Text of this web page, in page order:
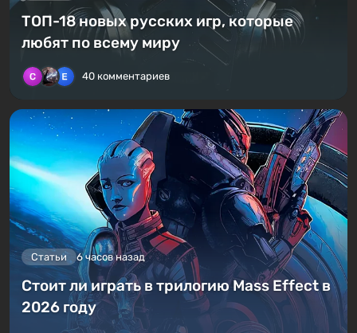
ТОП-18 новых русских игр, которые
любят по всему миру
40 комментариев
Статьи 6 часов назад
Стоит ли играть в трилогию Mass Effect в
2026 году